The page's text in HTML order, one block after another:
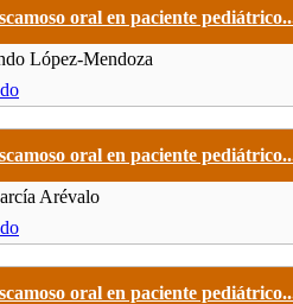
oral en paciente
López-Mendoza
oral en paciente
Arévalo
oral en paciente